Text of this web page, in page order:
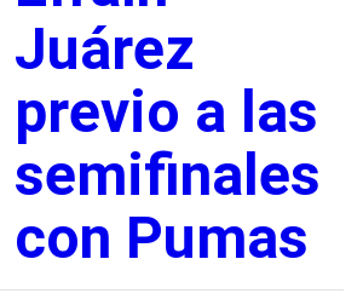
Juárez
previo a las
semifinales
con Pumas